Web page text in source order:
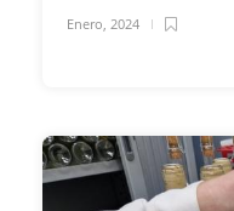
Enero, 2024